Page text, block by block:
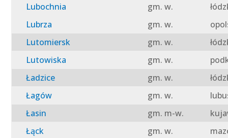
Lubochnia
gm. w.
Lubrza
gm. w.
Lutomiersk
gm. w.
Lutowiska
gm. w.
Ładzice
gm. w.
Łagów
gm. w.
Łasin
gm. m-w.
Łąck
gm. w.